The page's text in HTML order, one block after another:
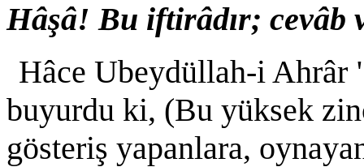
Hâşâ! Bu iftirâdır; cevâb
Hâce Ubeydüllah-i Ahrâr
buyurdu ki, (Bu yüksek
gösteriş yapanlara,